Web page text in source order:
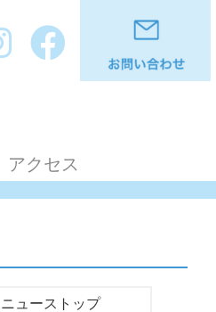
アクセス
ニューストップ